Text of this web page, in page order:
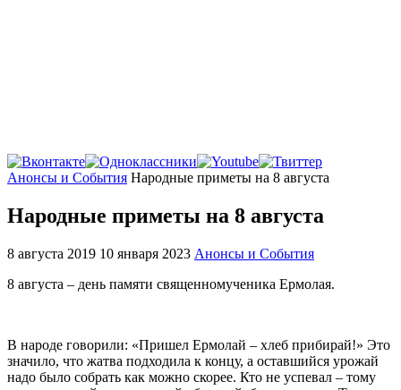
Главная
Анонсы и События Народные приметы на 8 августа
Народные приметы на 8 августа
8 августа 2019 10 января 2023 Анонсы и События
8 августа – день памяти священномученика Ермолая.
В народе говорили: «Пришел Ермолай – хлеб прибирай!» Это
значило, что жатва подходила к концу, а оставшийся урожай
надо было собрать как можно скорее. Кто не успевал – тому